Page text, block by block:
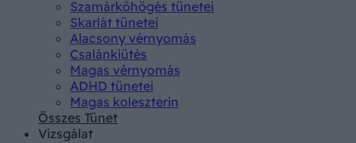
Szamárköhögés tünetei
Skarlát tünetei
Alacsony vérnyomás
Csalánkiütés
Magas vérnyomás
ADHD tünetei
Magas koleszterin
Összes Tünet
Vizsgálat